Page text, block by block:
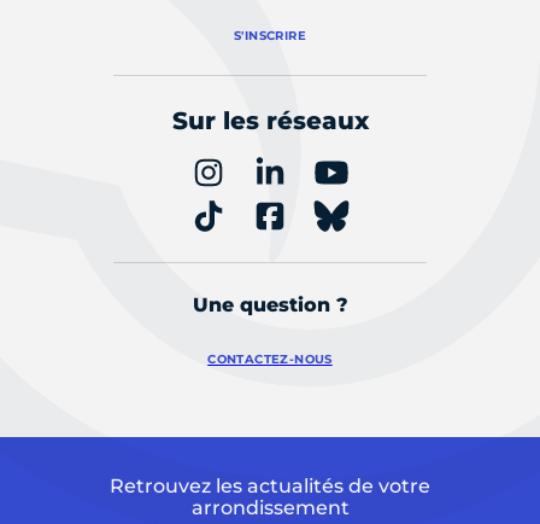
S'INSCRIRE
Sur les réseaux
Une question ?
CONTACTEZ-NOUS
Retrouvez les actualités de votre
arrondissement